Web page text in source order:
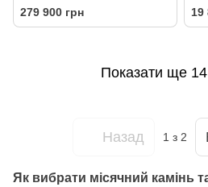
кушон 12,5х9,5 мм
279 900 грн 19
Показати ще 14
Назад 1 з 2
Як вибрати місячний камінь